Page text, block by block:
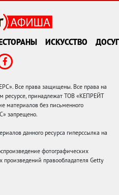
ИСКУССТВО ДОСУГ
Все права защищены. Все права на
ресурсе, принадлежат ТОВ «КЕПРЕЙТ
материалов без письменного
запрещено.
данного ресурса гиперссылка на
фотографических
правообладателя Getty